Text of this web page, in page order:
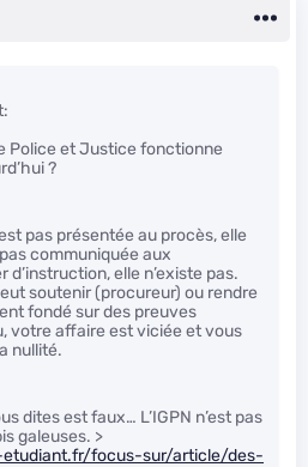
Police et Justice fonctionne
?
pas présentée au procès, elle
pas communiquée aux
elle n’existe pas.
soutenir (procureur) ou rendre
fondé sur des preuves
votre affaire est viciée et vous
nullité.
dites est faux… L’IGPN n’est pas
galeuses. >
focus-sur/article/des-